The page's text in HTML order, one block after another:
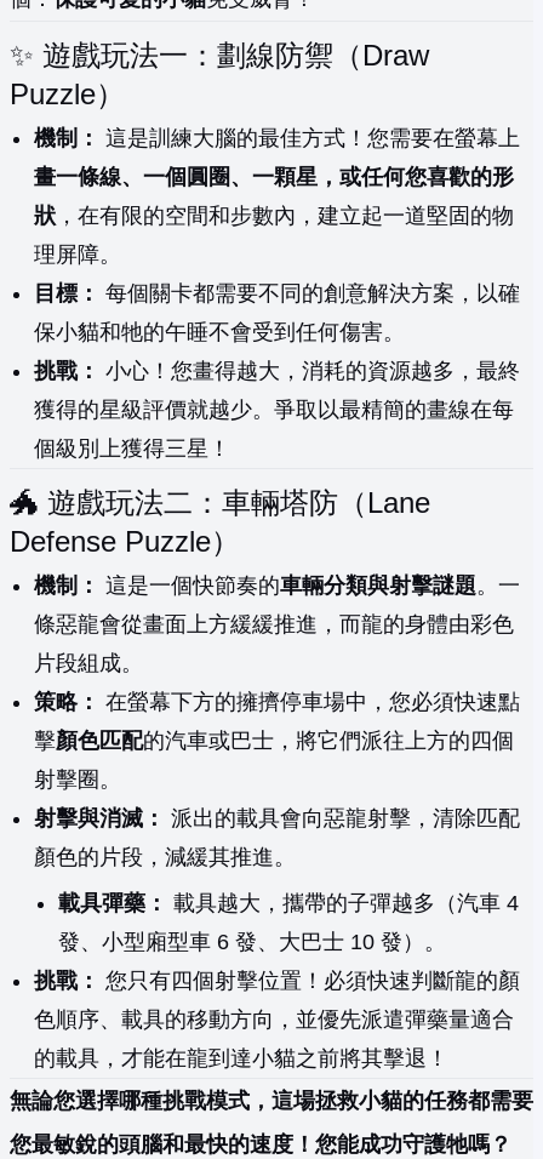
✨ 遊戲玩法一：劃線防禦（Draw
Puzzle）
機制： 這是訓練大腦的最佳方式！您需要在螢幕上
畫一條線、一個圓圈、一顆星，或任何您喜歡的形
狀 ，在有限的空間和步數內，建立起一道堅固的物
理屏障。
目標： 每個關卡都需要不同的創意解決方案，以確
保小貓和牠的午睡不會受到任何傷害。
挑戰： 小心！您畫得越大，消耗的資源越多，最終
獲得的星級評價就越少。爭取以最精簡的畫線在每
個級別上獲得三星！
🐲 遊戲玩法二：車輛塔防（Lane
Defense Puzzle）
機制： 這是一個快節奏的車輛分類與射擊謎題。一
條惡龍會從畫面上方緩緩推進，而龍的身體由彩色
片段組成。
策略： 在螢幕下方的擁擠停車場中，您必須快速點
擊顏色匹配的汽車或巴士，將它們派往上方的四個
射擊圈。
射擊與消滅： 派出的載具會向惡龍射擊，清除匹配
顏色的片段，減緩其推進。
載具彈藥： 載具越大，攜帶的子彈越多（汽車 4
發、小型廂型車 6 發、大巴士 10 發）。
挑戰： 您只有四個射擊位置！必須快速判斷龍的顏
色順序、載具的移動方向，並優先派遣彈藥量適合
的載具，才能在龍到達小貓之前將其擊退！
無論您選擇哪種挑戰模式，這場拯救小貓的任務都需要
您最敏銳的頭腦和最快的速度！您能成功守護牠嗎？